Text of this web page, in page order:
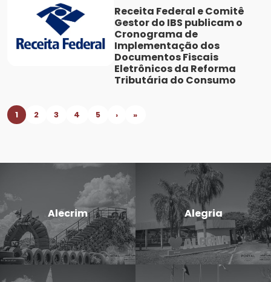
Receita Federal e Comitê
Gestor do IBS publicam o
Cronograma de
Implementação dos
Documentos Fiscais
Eletrônicos da Reforma
Tributária do Consumo
1 2 3 4 5 › »
Candido
Godói
Cerro Largo